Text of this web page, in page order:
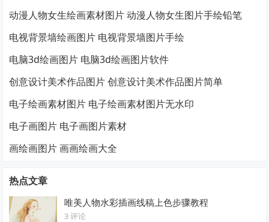
动漫人物女生绘画素材图片 动漫人物女生图片手绘铅笔
电视背景墙绘画图片 电视背景墙图片手绘
电脑3d绘画图片 电脑3d绘画图片软件
创意设计美术作品图片 创意设计美术作品图片简单
电子绘画素材图片 电子绘画素材图片无水印
电子画图片 电子画图片素材
画绘画图片 画画绘画大全
热点文章
唯美人物水彩插画线稿上色步骤教程
3 评论